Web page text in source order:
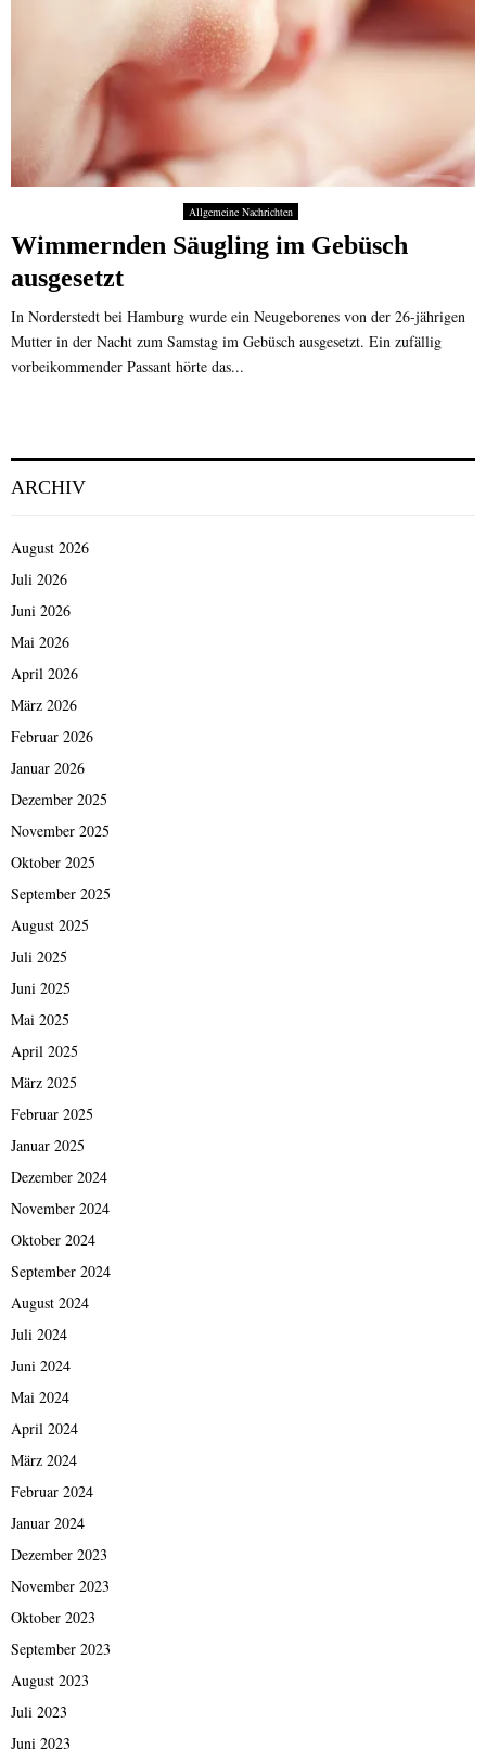
Allgemeine Nachrichten
Wimmernden Säugling im Gebüsch
ausgesetzt
In Norderstedt bei Hamburg wurde ein Neugeborenes von der 26-jährigen
Mutter in der Nacht zum Samstag im Gebüsch ausgesetzt. Ein zufällig
vorbeikommender Passant hörte das...
ARCHIV
August 2026
Juli 2026
Juni 2026
Mai 2026
April 2026
März 2026
Februar 2026
Januar 2026
Dezember 2025
November 2025
Oktober 2025
September 2025
August 2025
Juli 2025
Juni 2025
Mai 2025
April 2025
März 2025
Februar 2025
Januar 2025
Dezember 2024
November 2024
Oktober 2024
September 2024
August 2024
Juli 2024
Juni 2024
Mai 2024
April 2024
März 2024
Februar 2024
Januar 2024
Dezember 2023
November 2023
Oktober 2023
September 2023
August 2023
Juli 2023
Juni 2023